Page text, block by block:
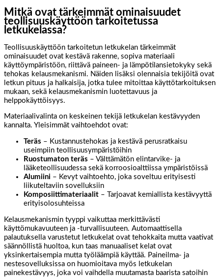
Mitkä ovat tärkeimmät ominaisuudet
teollisuuskäyttöön tarkoitetussa
letkukelassa?
Teollisuuskäyttöön tarkoitetun letkukelan tärkeimmät
ominaisuudet ovat kestävä rakenne, sopiva materiaali
käyttöympäristöön, riittävä paineen- ja lämpötilansietokyky sekä
tehokas kelausmekanismi. Näiden lisäksi olennaisia tekijöitä ovat
letkun pituus ja halkaisija, jotka tulee mitoittaa käyttötarkoituksen
mukaan, sekä kelausmekanismin luotettavuus ja
helppokäyttöisyys.
Materiaalivalinta on keskeinen tekijä letkukelan kestävyyden
kannalta. Yleisimmät vaihtoehdot ovat:
Teräs – Kustannustehokas ja kestävä perusratkaisu
useimpiin teollisuusympäristöihin
Ruostumaton teräs – Välttämätön elintarvike- ja
lääketeollisuudessa sekä korroosioalttiissa ympäristöissä
Alumiini – Kevyt vaihtoehto, joka soveltuu erityisesti
liikuteltaviin sovelluksiin
Komposiittimateriaalit – Tarjoavat kemiallista kestävyyttä
erityisolosuhteissa
Kelausmekanismin tyyppi vaikuttaa merkittävästi
käyttömukavuuteen ja -turvallisuuteen. Automaattisella
palautuksella varustetut letkukelat ovat tehokkaita mutta vaativat
säännöllistä huoltoa, kun taas manuaaliset kelat ovat
yksinkertaisempia mutta työläämpiä käyttää. Paineilma- ja
nestesovelluksissa on huomioitava myös letkukelan
painekestävyys, joka voi vaihdella muutamasta baarista satoihin